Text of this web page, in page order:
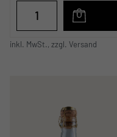
inkl. MwSt., zzgl. Versand